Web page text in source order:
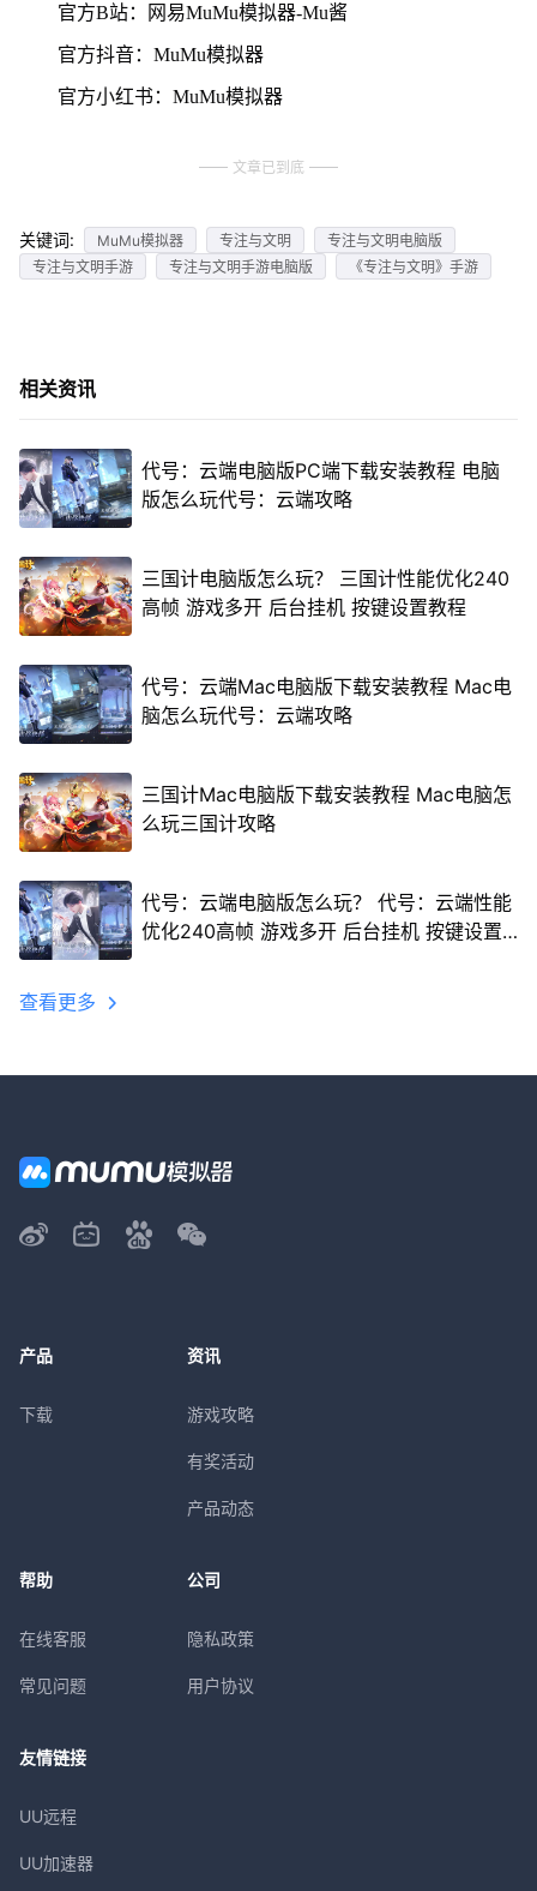
官方B站：网易MuMu模拟器-Mu酱
官方抖音：MuMu模拟器
官方小红书：MuMu模拟器
文章已到底
关键词: MuMu模拟器 专注与文明
专注与文明电脑版
专注与文明手游
专注与文明手游电脑版 《专注与文明》手游
相关资讯
代号：云端电脑版PC端下载安装教程 电脑
版怎么玩代号：云端攻略
三国计电脑版怎么玩？ 三国计性能优化240
高帧 游戏多开 后台挂机 按键设置教程
代号：云端Mac电脑版下载安装教程 Mac电
脑怎么玩代号：云端攻略
三国计Mac电脑版下载安装教程 Mac电脑怎
么玩三国计攻略
代号：云端电脑版怎么玩？ 代号：云端性能
优化240高帧 游戏多开 后台挂机 按键设置
查看更多
产品
下载
资讯
游戏攻略
有奖活动
产品动态
帮助
在线客服
常见问题
公司
隐私政策
用户协议
友情链接
UU远程
UU加速器